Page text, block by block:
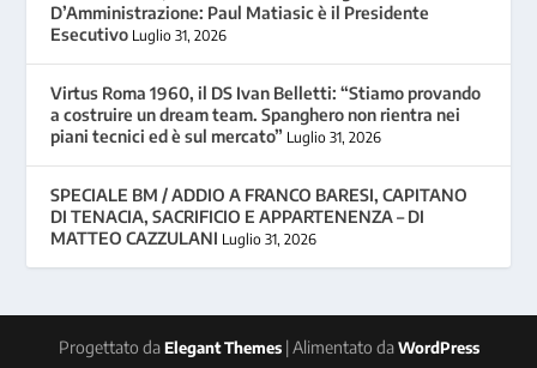
D’Amministrazione: Paul Matiasic è il Presidente
Esecutivo Luglio 31, 2026
Virtus Roma 1960, il DS Ivan Belletti: “Stiamo provando
a costruire un dream team. Spanghero non rientra nei
piani tecnici ed è sul mercato” Luglio 31, 2026
SPECIALE BM / ADDIO A FRANCO BARESI, CAPITANO
DI TENACIA, SACRIFICIO E APPARTENENZA – DI
MATTEO CAZZULANI Luglio 31, 2026
Progettato daElegant Themes| Alimentato daWordPress